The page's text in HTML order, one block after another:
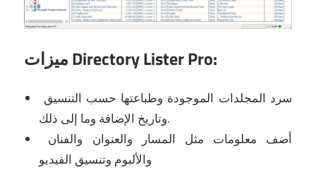
ميزات Directory Lister Pro:
وتاريخ الإضافة وما إلى ذلك.
والألبوم وتنسيق الفيديو